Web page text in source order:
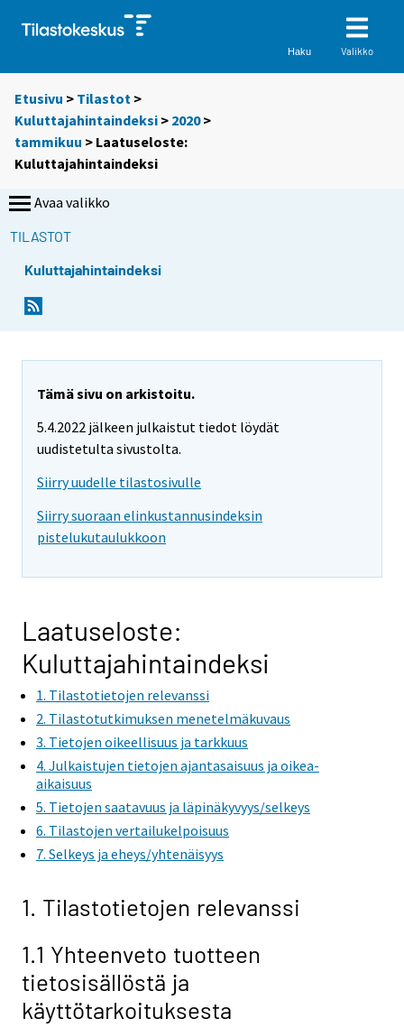
Haku Valikko
Etusivu > Tilastot >
Kuluttajahintaindeksi > 2020>
tammikuu > Laatuseloste:
Kuluttajahintaindeksi
Avaa valikko
TILASTOT
Kuluttajahintaindeksi
Tämä sivu on arkistoitu.
5.4.2022 jälkeen julkaistut tiedot löydät
uudistetulta sivustolta.
Siirry uudelle tilastosivulle
Siirry suoraan elinkustannusindeksin
pistelukutaulukkoon
Laatuseloste:
Kuluttajahintaindeksi
1. Tilastotietojen relevanssi
2. Tilastotutkimuksen menetelmäkuvaus
3. Tietojen oikeellisuus ja tarkkuus
4. Julkaistujen tietojen ajantasaisuus ja oikea-
aikaisuus
5. Tietojen saatavuus ja läpinäkyvyys/selkeys
6. Tilastojen vertailukelpoisuus
7. Selkeys ja eheys/yhtenäisyys
1. Tilastotietojen relevanssi
1.1 Yhteenveto tuotteen
tietosisällöstä ja
käyttötarkoituksesta